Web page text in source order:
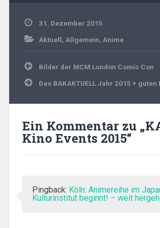
31. Dezember 2015
Aktuell, Allgemein, Anime
Beitragsnavigation
Bilder der MCM London Comic Con
Das BAKAKTUELL Jahr 2015 + guten
Ein Kommentar zu „
Kino Events 2015“
Pingback: Köln: Animereihe im
Kulturinstitut beginnt! – weit